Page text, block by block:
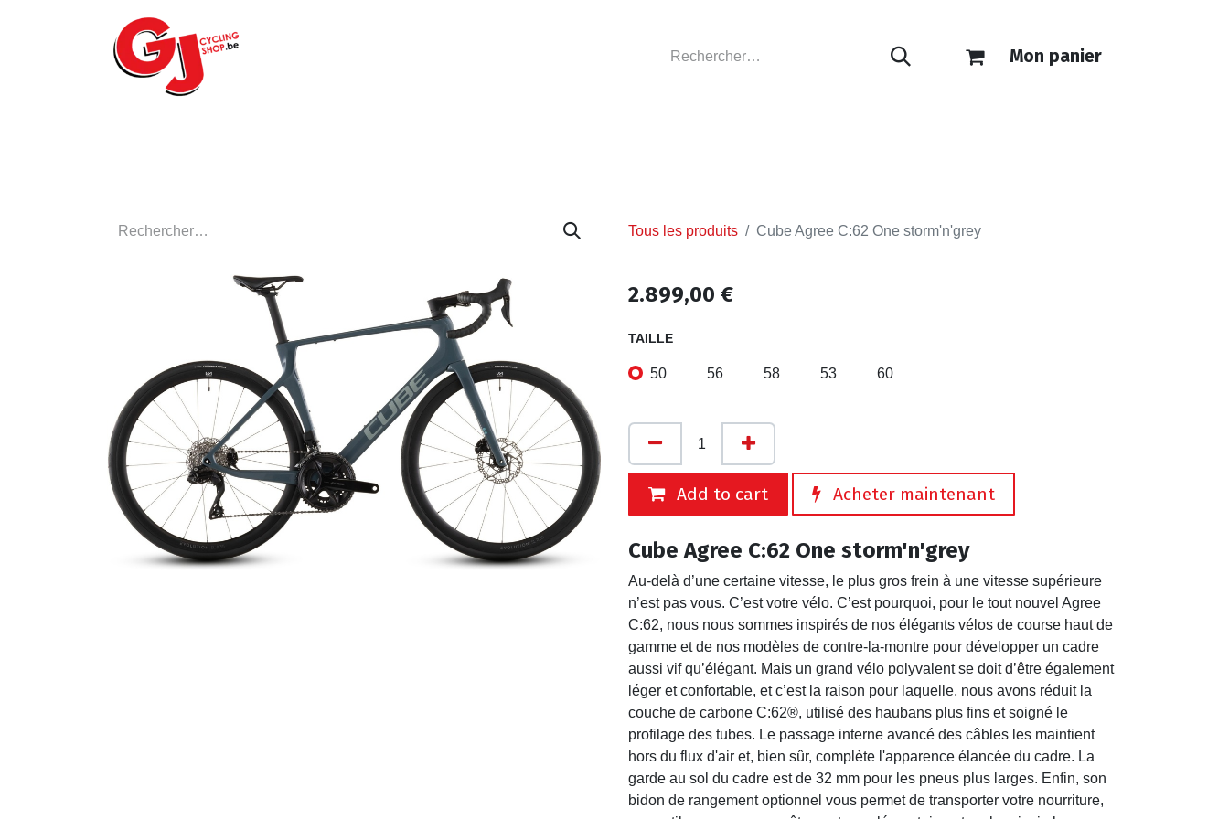
Mon panier
Tous les produits Cube Agree C:62 One storm'n'grey
2.899,00 €
TAILLE
50 56 58 53 60
Add to cart Acheter maintenant
Cube Agree C:62 One storm'n'grey
Au-delà d’une certaine vitesse, le plus gros frein à une vitesse supérieure
n’est pas vous. C’est votre vélo. C’est pourquoi, pour le tout nouvel Agree
C:62, nous nous sommes inspirés de nos élégants vélos de course haut de
gamme et de nos modèles de contre-la-montre pour développer un cadre
aussi vif qu’élégant. Mais un grand vélo polyvalent se doit d’être également
léger et confortable, et c’est la raison pour laquelle, nous avons réduit la
couche de carbone C:62®, utilisé des haubans plus fins et soigné le
profilage des tubes. Le passage interne avancé des câbles les maintient
hors du flux d'air et, bien sûr, complète l'apparence élancée du cadre. La
garde au sol du cadre est de 32 mm pour les pneus plus larges. Enfin, son
bidon de rangement optionnel vous permet de transporter votre nourriture,